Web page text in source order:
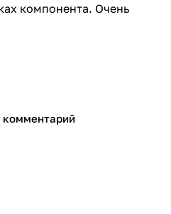
компонента. Очень
комментарий